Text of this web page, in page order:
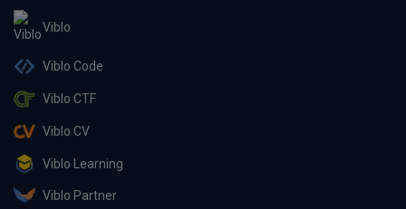
Viblo
Viblo Code
Viblo CTF
Viblo CV
Viblo Learning
Viblo Partner